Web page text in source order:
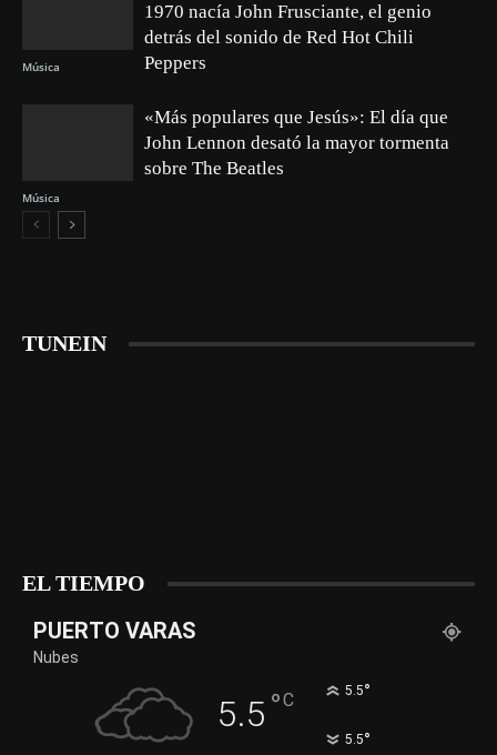
Música
1970 nacía John Frusciante, el genio
detrás del sonido de Red Hot Chili
Peppers
Música
«Más populares que Jesús»: El día que
John Lennon desató la mayor tormenta
sobre The Beatles
TUNEIN
EL TIEMPO
PUERTO VARAS
Nubes
5.5 °C 5.5°
5.5°